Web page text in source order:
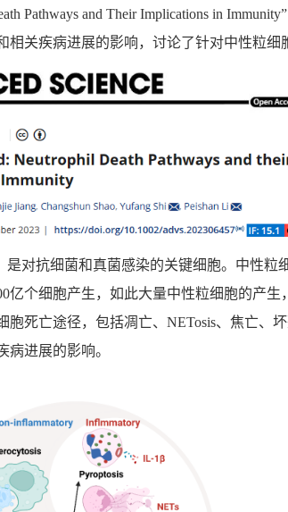
Pathways and Their Implications in Immunity”
关疾病进展的影响，讨论了针对中性粒细
是对抗细菌和真菌感染的关键细胞。中性粒
亿个细胞产生，如此大量中性粒细胞的产生
死亡途径，包括凋亡、 NETosis、焦亡、
进展的影响。